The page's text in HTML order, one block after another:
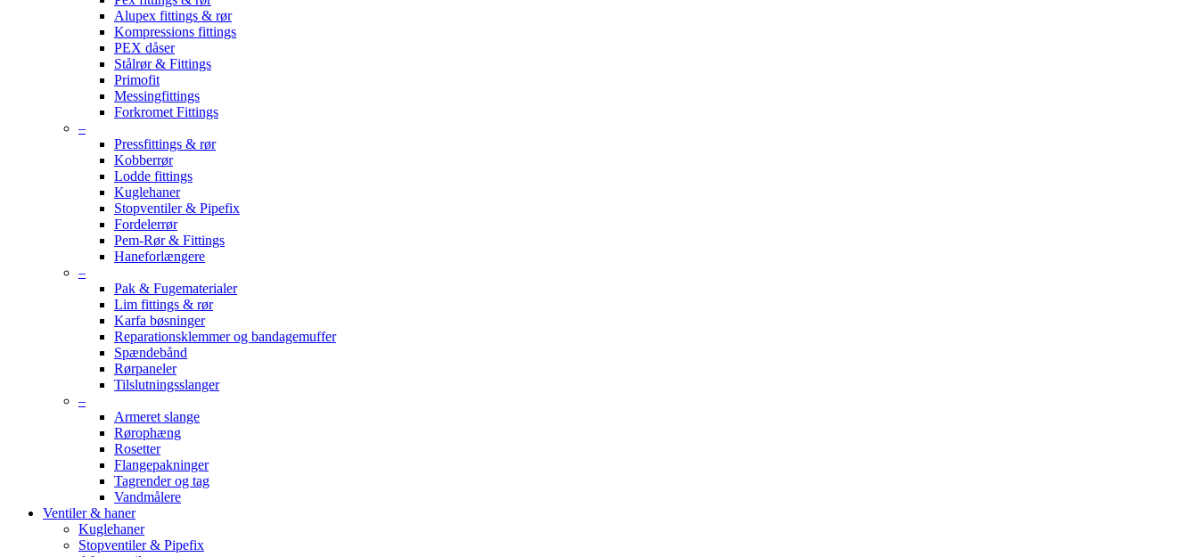
Alupex fittings & rør
Kompressions fittings
PEX dåser
Stålrør & Fittings
Primofit
Messingfittings
Forkromet Fittings
–
Pressfittings & rør
Kobberrør
Lodde fittings
Kuglehaner
Stopventiler & Pipefix
Fordelerrør
Pem-Rør & Fittings
Haneforlængere
–
Pak & Fugematerialer
Lim fittings & rør
Karfa bøsninger
Reparationsklemmer og bandagemuffer
Spændebånd
Rørpaneler
Tilslutningsslanger
–
Armeret slange
Rørophæng
Rosetter
Flangepakninger
Tagrender og tag
Vandmålere
Ventiler & haner
Kuglehaner
Stopventiler & Pipefix